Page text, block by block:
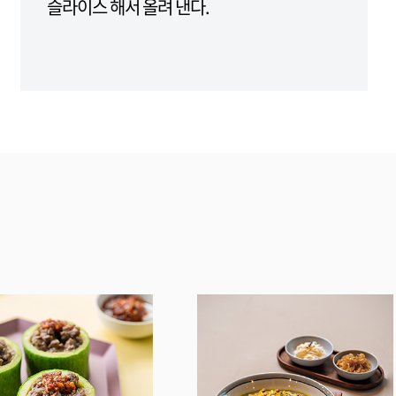
슬라이스 해서 올려 낸다.